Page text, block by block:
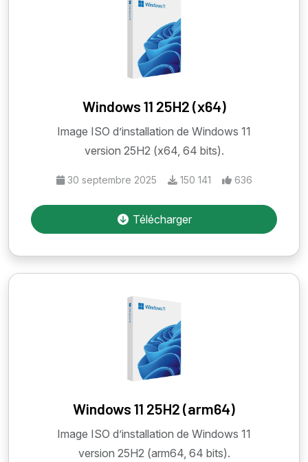
Windows 11 25H2 (x64)
Image ISO d’installation de Windows 11
version 25H2 (x64, 64 bits).
30 septembre 2025 150 141 636
Télécharger
Windows 11 25H2 (arm64)
Image ISO d’installation de Windows 11
version 25H2 (arm64, 64 bits).